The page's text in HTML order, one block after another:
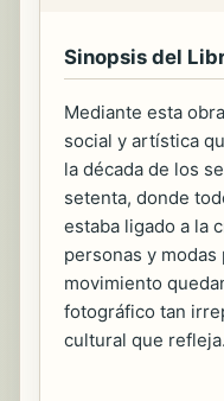
Sinopsis del
Mediante esta
social y artística
la década de los
setenta, donde
estaba ligado a la
personas y
movimiento
fotográfico tan
cultural que refleja.